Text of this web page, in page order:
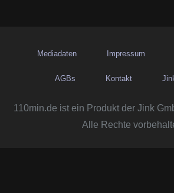
Mediadaten Impressum
AGBs Kontakt
110min.de ist ein Produkt der Jink
Alle Rechte